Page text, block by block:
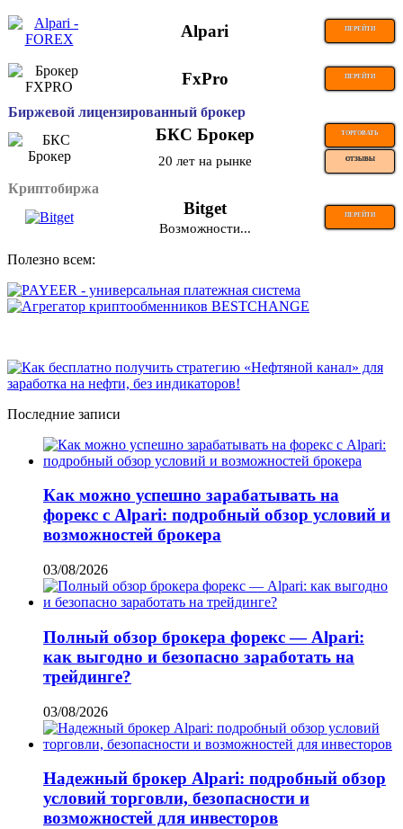
Alpari ПЕРЕЙТИ
FxPro ПЕРЕЙТИ
Биржевой лицензированный брокер
БКС Брокер ТОРГОВАТЬ
20 лет на рынке ОТЗЫВЫ
Криптобиржа
Bitget ПЕРЕЙТИ
Возможности...
Полезно всем:
Последние записи
Как можно успешно зарабатывать на
форекс с Alpari: подробный обзор условий и
возможностей брокера
03/08/2026
Полный обзор брокера форекс — Alpari:
как выгодно и безопасно заработать на
трейдинге?
03/08/2026
Надежный брокер Alpari: подробный обзор
условий торговли, безопасности и
возможностей для инвесторов